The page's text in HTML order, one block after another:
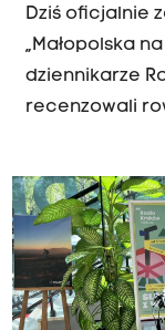
Dziś oficjalnie
„Małopolska
dziennikarze
recenzowali
dzieląc się
wskazówkami